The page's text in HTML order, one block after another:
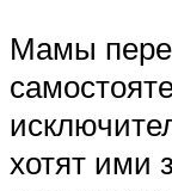
Мамы
хотят ими